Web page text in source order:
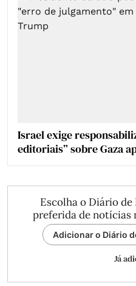
Israel exige
editoriais” sobre Gaza
Escolha o Diário
preferida de notícias
Adicionar o Diário
Já